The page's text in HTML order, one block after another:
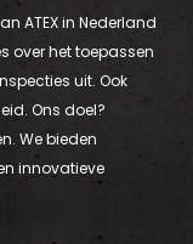
ATEX in Nederland
over het toepassen
uit. Ook
Ons doel?
We bieden
innovatieve